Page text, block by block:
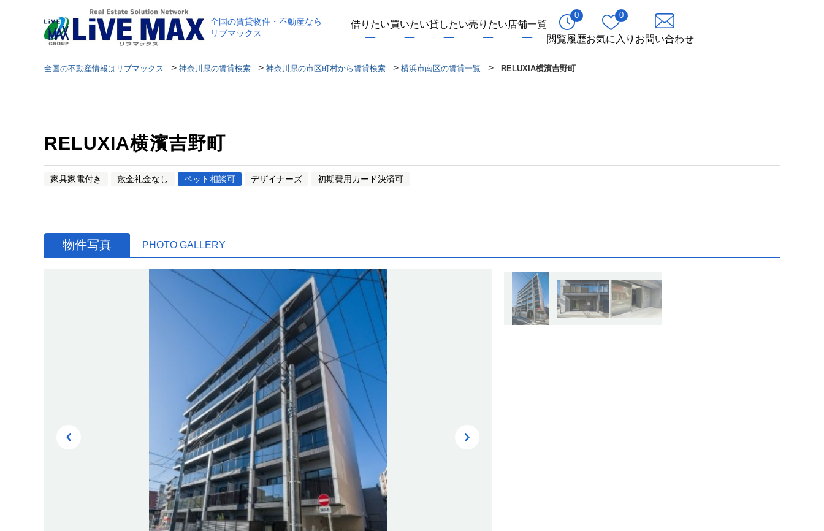
全国の賃貸物件・不動産なら
リブマックス
借りたい買いたい貸したい売りたい店舗一覧
0
閲覧履歴
0
お気に入り お問い合わせ
全国の不動産情報はリブマックス > 神奈川県の賃貸検索 > 神奈川県の市区町村から賃貸検索 > 横浜市南区の賃貸一覧 > RELUXIA横濱吉野町
RELUXIA横濱吉野町
家具家電付き 敷金礼金なし ペット相談可 デザイナーズ 初期費用カード決済可
物件写真 PHOTO GALLERY